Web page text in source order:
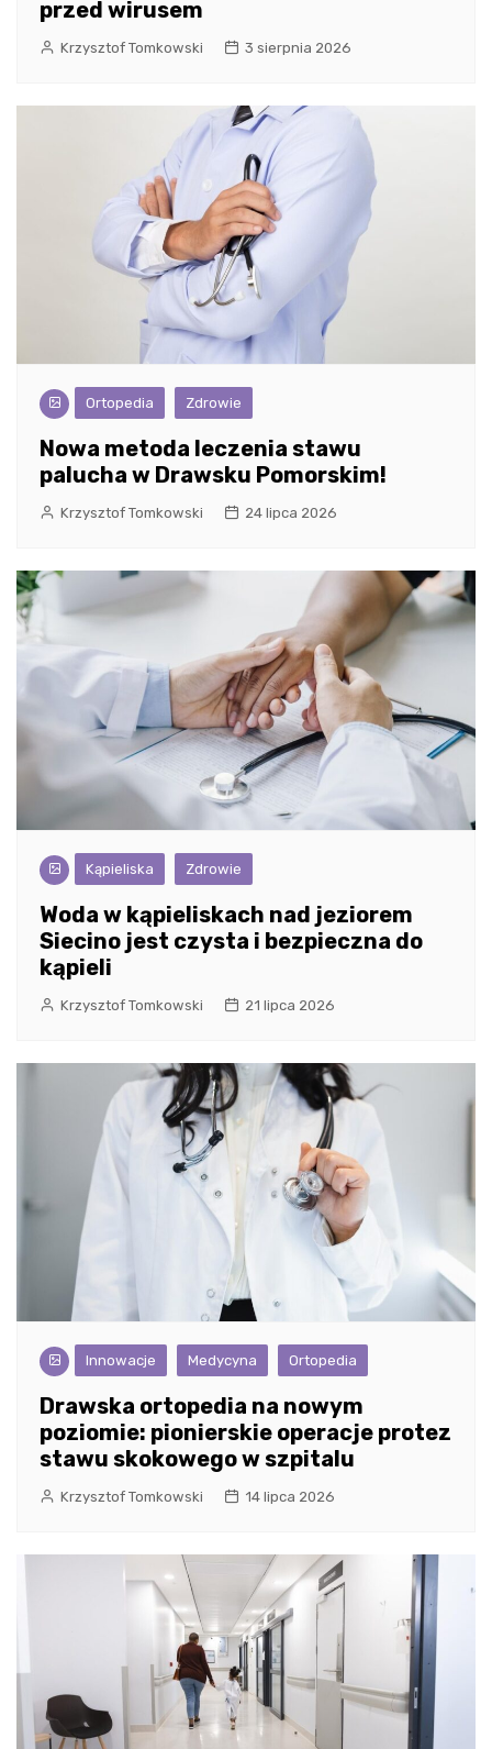
przed wirusem
Krzysztof Tomkowski 3 sierpnia 2026
Ortopedia Zdrowie
Nowa metoda leczenia stawu
palucha w Drawsku Pomorskim!
Krzysztof Tomkowski 24 lipca 2026
Kąpieliska Zdrowie
Woda w kąpieliskach nad jeziorem
Siecino jest czysta i bezpieczna do
kąpieli
Krzysztof Tomkowski 21 lipca 2026
Innowacje Medycyna Ortopedia
Drawska ortopedia na nowym
poziomie: pionierskie operacje protez
stawu skokowego w szpitalu
Krzysztof Tomkowski 14 lipca 2026